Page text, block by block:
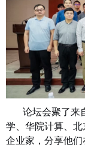
论坛会聚了来
学、华院计算、
企业家，分享他们